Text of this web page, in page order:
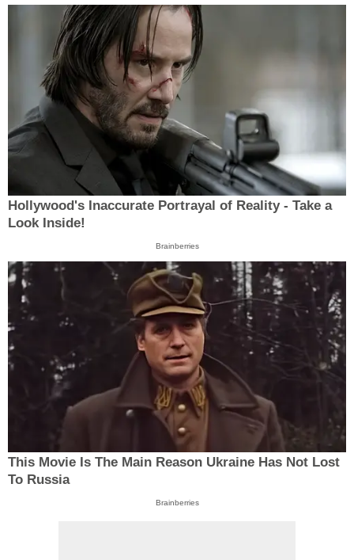
Hollywood's Inaccurate Portrayal of Reality - Take a
Look Inside!
Brainberries
This Movie Is The Main Reason Ukraine Has Not Lost
To Russia
Brainberries